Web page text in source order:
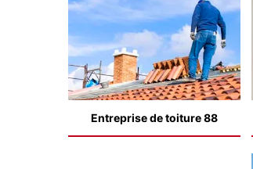
Entreprise de toiture 88